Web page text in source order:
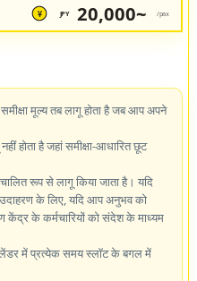
¥ JPY 20,000~ /pax
मूल्य तब लागू होता है जब आप अपने
होता है जहां समीक्षा-आधारित छूट
रूप से लागू किया जाता है। यदि
के लिए, यदि आप अनुभव को
केंद्र के कर्मचारियों को संदेश के माध्यम
में प्रत्येक समय स्लॉट के बगल में